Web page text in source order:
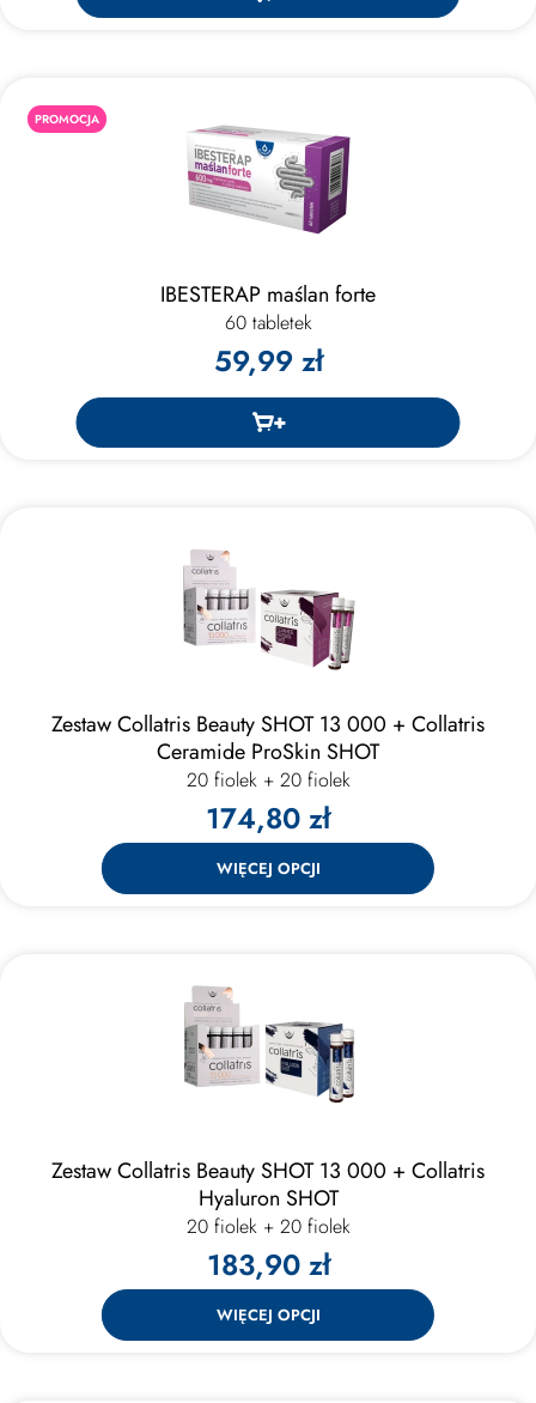
PROMOCJA
IBESTERAP maślan forte
60 tabletek
59,99 zł
Zestaw Collatris Beauty SHOT 13 000 + Collatris
Ceramide ProSkin SHOT
20 fiolek + 20 fiolek
174,80 zł
WIĘCEJ OPCJI
Zestaw Collatris Beauty SHOT 13 000 + Collatris
Hyaluron SHOT
20 fiolek + 20 fiolek
183,90 zł
WIĘCEJ OPCJI